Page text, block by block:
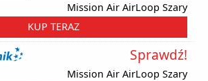
Mission Air AirLoop Szary
KUP TERAZ
Mission Air AirLoop Szary
Sprawdź!